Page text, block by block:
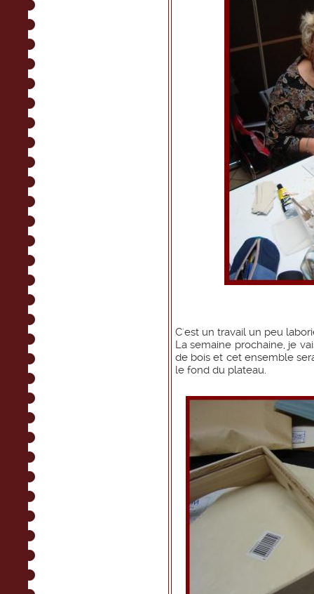
C'est un travail un peu
La semaine prochaine, je
de bois et cet ensemble
le fond du plateau.